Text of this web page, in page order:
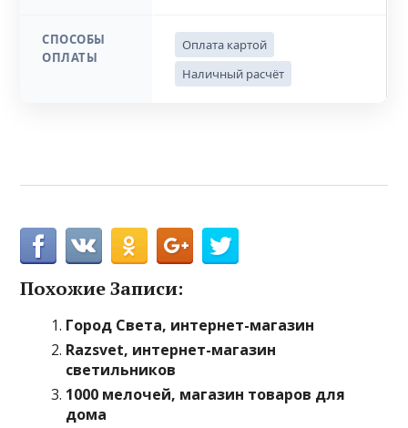
СПОСОБЫ
ОПЛАТЫ
Оплата картой
Наличный расчёт
Похожие Записи:
Город Света, интернет-магазин
Razsvet, интернет-магазин
светильников
1000 мелочей, магазин товаров для
дома